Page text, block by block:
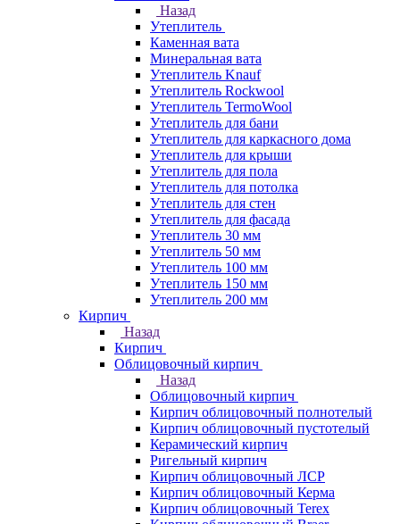
Назад
Утеплитель
Каменная вата
Минеральная вата
Утеплитель Knauf
Утеплитель Rockwool
Утеплитель TermoWool
Утеплитель для бани
Утеплитель для каркасного дома
Утеплитель для крыши
Утеплитель для пола
Утеплитель для потолка
Утеплитель для стен
Утеплитель для фасада
Утеплитель 30 мм
Утеплитель 50 мм
Утеплитель 100 мм
Утеплитель 150 мм
Утеплитель 200 мм
Кирпич
Назад
Кирпич
Облицовочный кирпич
Назад
Облицовочный кирпич
Кирпич облицовочный полнотелый
Кирпич облицовочный пустотелый
Керамический кирпич
Ригельный кирпич
Кирпич облицовочный ЛСР
Кирпич облицовочный Керма
Кирпич облицовочный Terex